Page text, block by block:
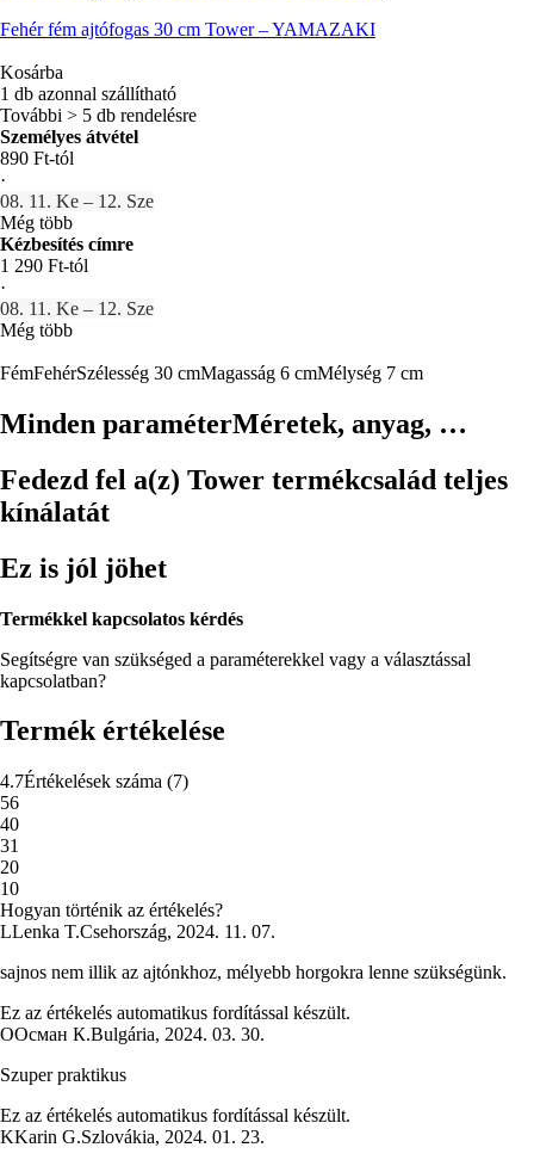
Fehér fém ajtófogas 30 cm Tower – YAMAZAKI
Kosárba
1 db azonnal szállítható
További > 5 db rendelésre
Személyes átvétel
890 Ft-tól
·
08. 11. Ke – 12. Sze
Még több
Kézbesítés címre
1 290 Ft-tól
·
08. 11. Ke – 12. Sze
Még több
FémFehérSzélesség 30 cmMagasság 6 cmMélység 7 cm
Minden paraméterMéretek, anyag, …
Fedezd fel a(z) Tower termékcsalád teljes
kínálatát
Ez is jól jöhet
Termékkel kapcsolatos kérdés
Segítségre van szükséged a paraméterekkel vagy a választással
kapcsolatban?
Termék értékelése
4.7Értékelések száma (7)
56
40
31
20
10
Hogyan történik az értékelés?
LLenka T.Csehország, 2024. 11. 07.
sajnos nem illik az ajtónkhoz, mélyebb horgokra lenne szükségünk.
Ez az értékelés automatikus fordítással készült.
ООсман К.Bulgária, 2024. 03. 30.
Szuper praktikus
Ez az értékelés automatikus fordítással készült.
KKarin G.Szlovákia, 2024. 01. 23.